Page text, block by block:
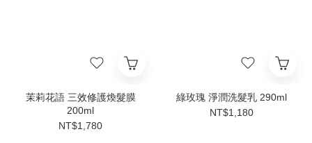
茉莉花語 三效修護煥髮膜
200ml
NT$1,780
綠玫瑰 淨潤洗髮乳 290ml
NT$1,180